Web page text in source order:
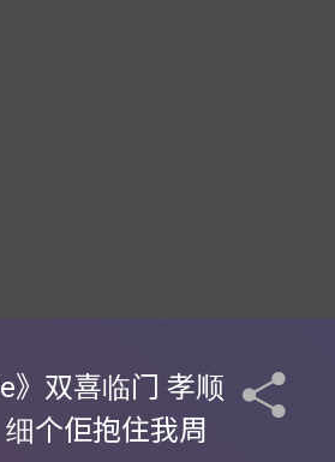
》双喜临门 孝顺
个佢抱住我周